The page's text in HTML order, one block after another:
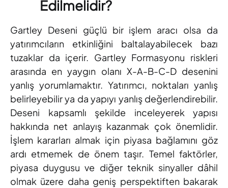
Edilmelidir?
Gartley Deseni güçlü bir işlem aracı olsa da
yatırımcıların etkinliğini baltalayabilecek bazı
tuzaklar da içerir. Gartley Formasyonu riskleri
arasında en yaygın olanı X-A-B-C-D desenini
yanlış yorumlamaktır. Yatırımcı, noktaları yanlış
belirleyebilir ya da yapıyı yanlış değerlendirebilir.
Deseni kapsamlı şekilde inceleyerek yapısı
hakkında net anlayış kazanmak çok önemlidir.
İşlem kararları almak için piyasa bağlamını göz
ardı etmemek de önem taşır. Temel faktörler,
piyasa duygusu ve diğer teknik sinyaller dâhil
olmak üzere daha geniş perspektiften bakarak